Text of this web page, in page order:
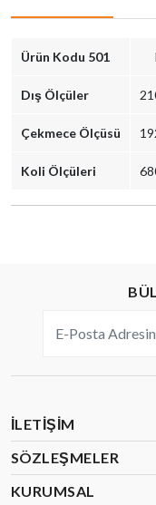
Ürün Kodu 501
Dış Ölçüler
Çekmece Ölçüsü
Koli Ölçüleri
İLETIŞIM
SÖZLEŞMELER
KURUMSAL